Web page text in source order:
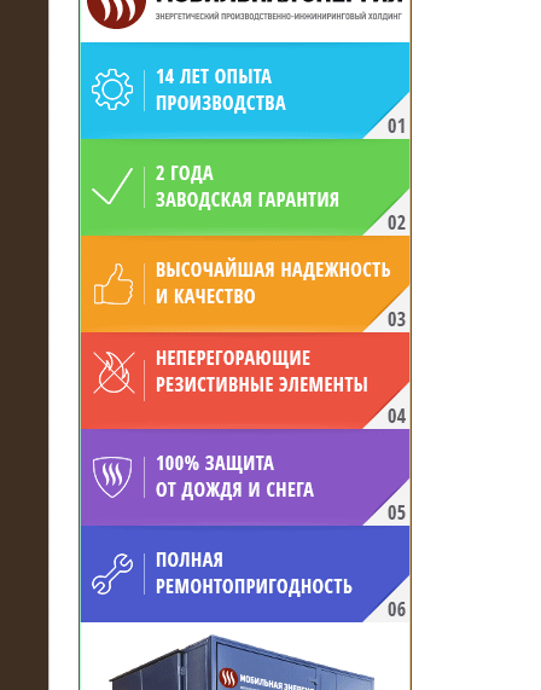
произведён высоковольтный
нагрузочный комплекс 24 МВт с
напряжением 6/10 кВ
15.04.2017
Нагрузочный комплекс 16 МВт с